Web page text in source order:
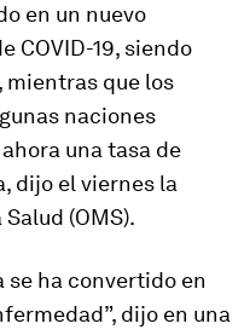
en un nuevo
COVID-19, siendo
mientras que los
naciones
una tasa de
dijo el viernes la
(OMS).
se ha convertido en
dijo en una